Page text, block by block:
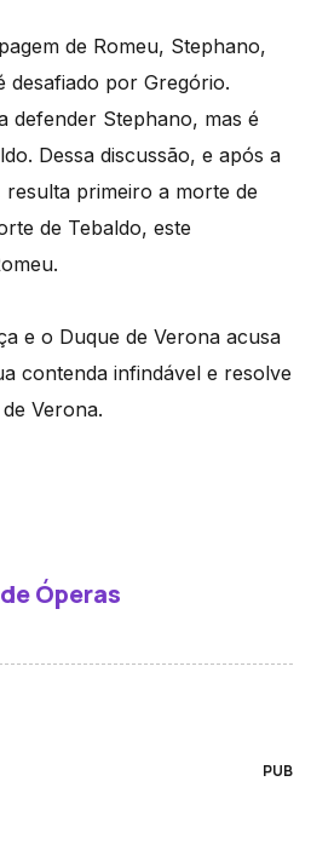
de Romeu, Stephano,
desafiado por Gregório.
defender Stephano, mas é
Dessa discussão, e após a
primeiro a morte de
de Tebaldo, este
e o Duque de Verona acusa
contenda infindável e resolve
Verona.
Óperas
PUB